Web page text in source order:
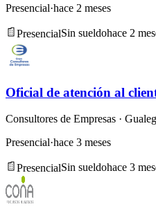
Presencial·hace 2 meses
PresencialSin sueldohace 2
Oficial de atención al
Consultores de Empresas ·
Presencial·hace 3 meses
PresencialSin sueldohace 3